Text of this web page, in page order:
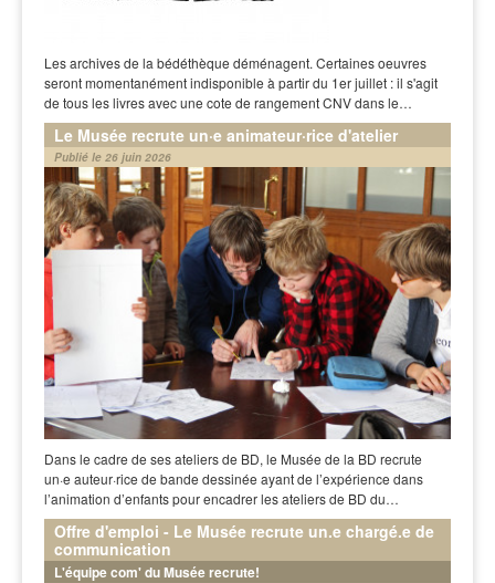
Les archives de la bédéthèque déménagent. Certaines oeuvres
seront momentanément indisponible à partir du 1er juillet : il s'agit
de tous les livres avec une cote de rangement CNV dans le…
Le Musée recrute un·e animateur·rice d'atelier
Publié le 26 juin 2026
Dans le cadre de ses ateliers de BD, le Musée de la BD recrute
un·e auteur·rice de bande dessinée ayant de l’expérience dans
l’animation d’enfants pour encadrer les ateliers de BD du…
Offre d'emploi - Le Musée recrute un.e chargé.e de
communication
L'équipe com' du Musée recrute!